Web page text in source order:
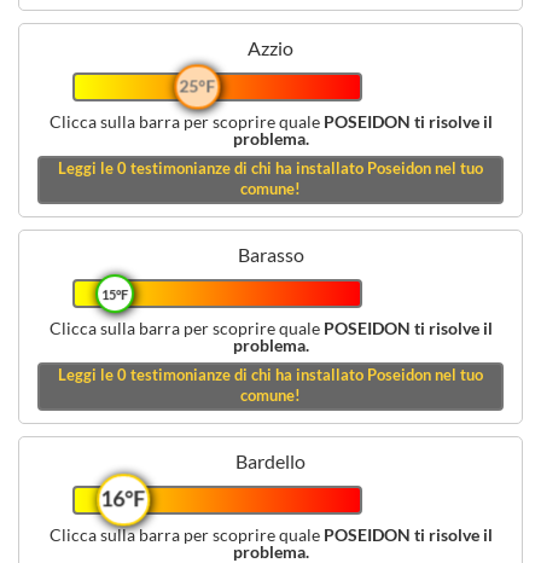
Azzio
25°F
Clicca sulla barra per scoprire quale POSEIDON ti risolve il
problema.
Leggi le0testimonianze di chi ha installato Poseidon nel tuo
comune!
Barasso
15°F
Clicca sulla barra per scoprire quale POSEIDON ti risolve il
problema.
Leggi le0testimonianze di chi ha installato Poseidon nel tuo
comune!
Bardello
16°F
Clicca sulla barra per scoprire quale POSEIDON ti risolve il
problema.